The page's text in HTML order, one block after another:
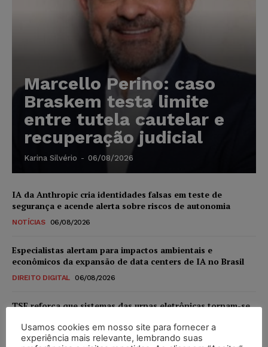
Marcello Perino: caso
Braskem testa limite
entre tutela cautelar e
recuperação judicial
Karina Silvério - 06/08/2026
IA da Anthropic cria identidades falsas em teste de
segurança e acende alerta sobre riscos de autonomia
NOTÍCIAS 06/08/2026
Especialistas alertam para impactos ambientais e
econômicos da expansão de data centers de IA no Brasil
DIREITO DIGITAL 06/08/2026
TSE reforça que sistemas das urnas eletrônicas tornam-se
NOTÍCIAS 06/08/2026
Usamos cookies em nosso site para fornecer a
experiência mais relevante, lembrando suas